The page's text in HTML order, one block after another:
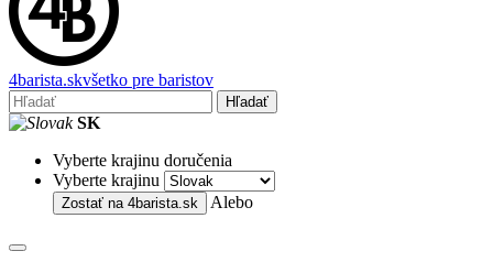
4barista.skvšetko pre baristov
Hľadať
SK
Vyberte krajinu doručenia
Vyberte krajinu
Zostať na 4barista.sk Alebo